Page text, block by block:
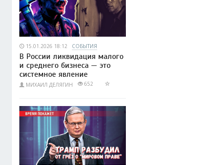
15.01.2026 18:12 СОБЫТИЯ
В России ликвидация малого
и среднего бизнеса — это
системное явление
МИХАИЛ ДЕЛЯГИН 652